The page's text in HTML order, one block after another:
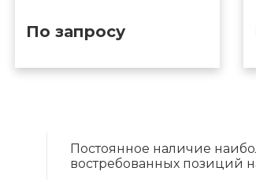
По запросу
Постоянное наличие
востребованных позиций